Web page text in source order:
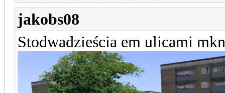
jakobs08
Stodwadzieścia em ulicami